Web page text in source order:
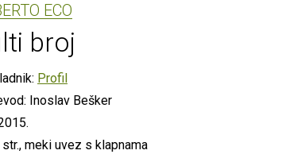
ECO
broj
Profil
Inoslav Bešker
meki uvez s klapnama